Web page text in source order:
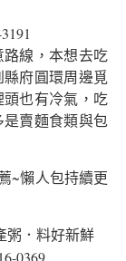
線，本想去吃
府圓環周邊覓
也有冷氣，吃
賣麵食類與包
粥．料好新鮮
0369